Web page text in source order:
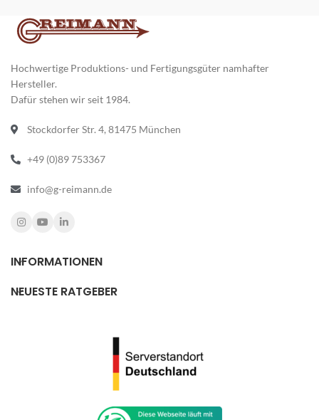
Hochwertige Produktions- und Fertigungsgüter namhafter
Hersteller.
Dafür stehen wir seit 1984.
Stockdorfer Str. 4, 81475 München
+49 (0)89 753367
info@g-reimann.de
INFORMATIONEN
NEUESTE RATGEBER